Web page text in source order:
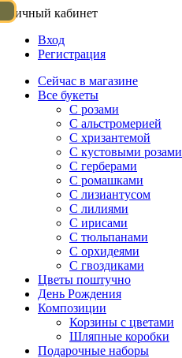
Личный кабинет
Вход
Регистрация
Сейчас в магазине
Все букеты
C розами
С альстромерией
С хризантемой
С кустовыми розами
С герберами
С ромашками
С лизиантусом
С лилиями
С ирисами
С тюльпанами
С орхидеями
С гвоздиками
Цветы поштучно
День Рождения
Композиции
Корзины с цветами
Шляпные коробки
Подарочные наборы